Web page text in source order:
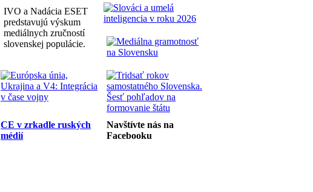
IVO a Nadácia ESET
predstavujú výskum
mediálnych zručností
slovenskej populácie.
CE v zrkadle ruských
médií
Navštívte nás na
Facebooku